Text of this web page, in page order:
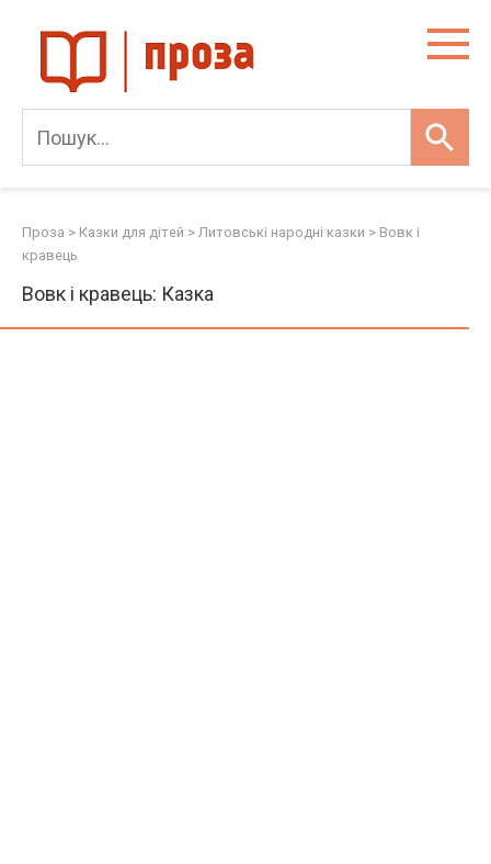
content
Проза > Казки для дітей > Литовські народні казки > Вовк і
кравець
Вовк і кравець: Казка